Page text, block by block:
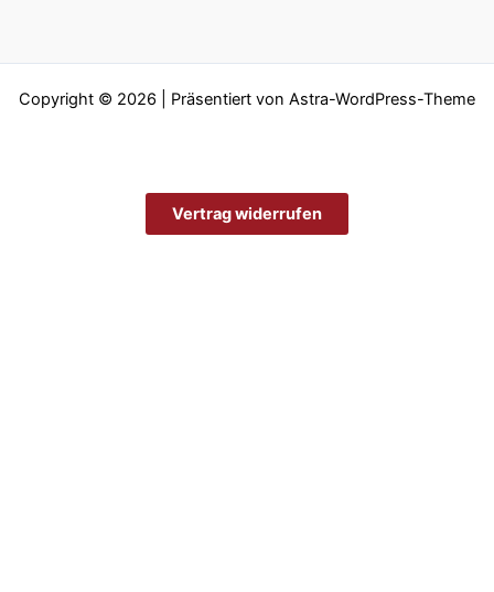
Copyright © 2026 | Präsentiert von Astra-WordPress-Theme
Vertrag widerrufen